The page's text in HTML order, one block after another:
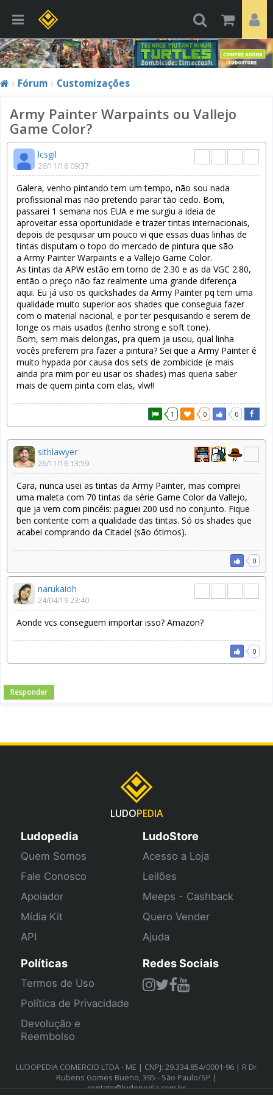
Fórum Customizações
Army Painter Warpaints ou Vallejo
Game Color?
lcsgil
26/11/16 09:37
Galera, venho pintando tem um tempo, não sou nada
profissional mas não pretendo parar tão cedo. Bom,
passarei 1 semana nos EUA e me surgiu a ideia de
aproveitar essa oportunidade e trazer tintas internacionais,
depois de pesquisar um pouco vi que essas duas linhas de
tintas disputam o topo do mercado de pintura que são
a Army Painter Warpaints e a Vallejo Game Color.
As tintas da APW estão em torno de 2.30 e as da VGC 2.80,
então o preço não faz realmente uma grande diferença
aqui. Eu já uso os quickshades da Army Painter pq tem uma
qualidade muito superior aos shades que conseguia fazer
com o material nacional, e por ter pesquisando e serem de
longe os mais usados (tenho strong e soft tone).
Bom, sem mais delongas, pra quem ja usou, qual linha
vocês preferem pra fazer a pintura? Sei que a Army Painter é
muito hypada por causa dos sets de zombicide (e mais
ainda pra mim por eu usar os shades) mas queria saber
mais de quem pinta com elas, vlw!!
1 0 0
sithlawyer
26/11/16 13:59
Cara, nunca usei as tintas da Army Painter, mas comprei
uma maleta com 70 tintas da série Game Color da Vallejo,
que ja vem com pincéis: paguei 200 usd no conjunto. Fique
ben contente com a qualidade das tintas. Só os shades que
acabei comprando da Citadel (são ótimos).
0
narukaioh
24/04/19 23:40
Aonde vcs conseguem importar isso? Amazon?
0
Responder
LUDOPEDIA
Ludopedia
Quem Somos
Fale Conosco
Apoiador
Mídia Kit
API
LudoStore
Acesso a Loja
Leilões
Meeps - Cashback
Quero Vender
Ajuda
Políticas
Termos de Uso
Política de Privacidade
Devolução e
Reembolso
Redes Sociais
LUDOPEDIA COMERCIO LTDA - ME | CNPJ: 29.334.854/0001-96 | R Dr
Rubens Gomes Bueno, 395 - São Paulo/SP |
contato@ludopedia.com.br